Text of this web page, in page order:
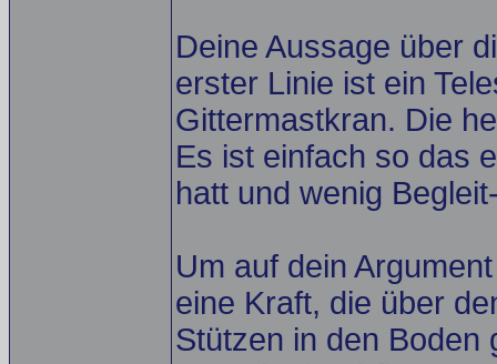
Deine Aussage über
erster Linie ist ein
Gittermastkran. Die
Es ist einfach so das
hatt und wenig
Um auf dein
eine Kraft, die über
Stützen in den Boden